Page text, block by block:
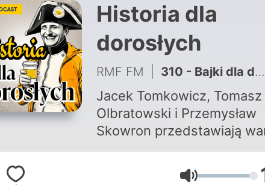
Historia dla
dorosłych
RMF FM 310 - Bajki dla dorosłych powracają! Sprawdź nowe odcinki podcastu Radiowców bez cenzury
Jacek Tomkowicz, Tomasz
Olbratowski i Przemysław
Skowron przedstawiają
znane wydarzenia
w krzywym zwierciadle!
Ένταση